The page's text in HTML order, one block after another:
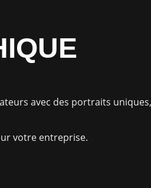
avec des portraits
votre entreprise.